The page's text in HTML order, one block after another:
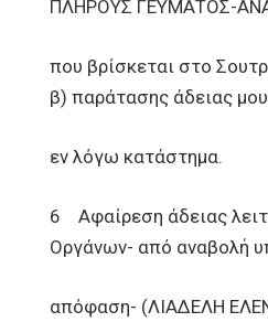
ΠΛΗΡΟΥΣ ΓΕΥΜΑΤΟΣ-
που βρίσκεται στο
β) παράτασης άδειας
εν λόγω κατάστημα.
6 Αφαίρεση άδειας
Οργάνων- από αναβολή
απόφαση- (ΛΙΑΔΕΛΗ